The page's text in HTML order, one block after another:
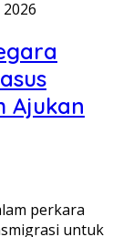
2026
Ajukan
perkara
untuk